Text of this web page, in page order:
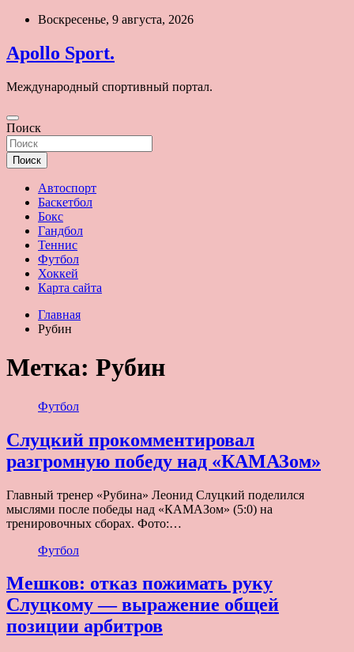
Перейти
содержимому
Воскресенье, 9 августа, 2026
Apollo Sport.
Международный спортивный портал.
Поиск
Поиск
Автоспорт
Баскетбол
Бокс
Гандбол
Теннис
Футбол
Хоккей
Карта сайта
Главная
Рубин
Метка: Рубин
Футбол
Слуцкий прокомментировал
разгромную победу над «КАМАЗом»
Главный тренер «Рубина» Леонид Слуцкий поделился
мыслями после победы над «КАМАЗом» (5:0) на
тренировочных сборах. Фото:…
Футбол
Мешков: отказ пожимать руку
Слуцкому — выражение общей
позиции арбитров